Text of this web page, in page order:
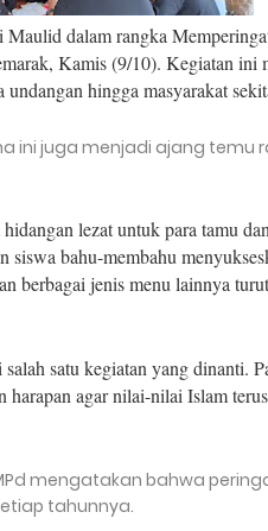
dalam rangka
Kamis (9/10). Kegiatan ini
hingga masyarakat
ini juga menjadi ajang temu
lezat untuk para tamu
siswa bahu-membahu
berbagai jenis menu lainnya
satu kegiatan yang dinanti.
agar nilai-nilai Islam
MPd mengatakan bahwa
tahunnya.